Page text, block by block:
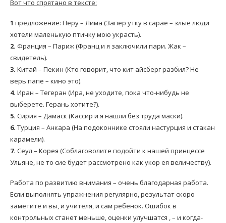
Вот что спрятано в тексте:
1 предложение: Перу – Лима (Запер утку в сарае – злые люди
хотели маленькую птичку мою украсть).
2. Франция – Париж (Франц и я заключили пари. Жак –
свидетель).
3. Китай – Пекин (Кто говорит, что кит айсберг разбил? Не
верь папе – кино это).
4. Иран – Тегеран (Ира, не уходите, пока что-нибудь не
выберете. Герань хотите?).
5. Сирия – Дамаск (Кассир и я нашли без труда маски).
6. Турция – Анкара (На подоконнике стояли настурция и стакан
карамели).
7. Сеул – Корея (Соблаговолите подойти к нашей принцессе
Ульяне, не то сие будет рассмотрено как укор ея величеству).
Работа по развитию внимания – очень благодарная работа.
Если выполнять упражнения регулярно, результат скоро
заметите и вы, и учителя, и сам ребенок. Ошибок в
контрольных станет меньше, оценки улучшатся , – и когда-